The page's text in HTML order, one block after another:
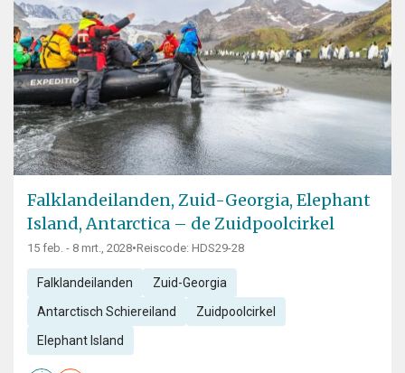
Falklandeilanden, Zuid-Georgia, Elephant
Island, Antarctica – de Zuidpoolcirkel
15 feb. - 8 mrt., 2028•Reiscode: HDS29-28
Falklandeilanden Zuid-Georgia
Antarctisch Schiereiland Zuidpoolcirkel
Elephant Island